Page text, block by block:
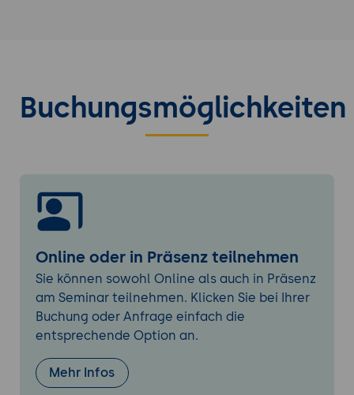
Anleitung für die Erstinstallation mit
besonderem Augenmerk auf häufige
Konfigurationsfehler und deren Behebung.
Seitenstrukturen und grundlegenden
Workflows für den Produktiveinsatz.
Inhaltserstellung und -strukturierung
Seitenverwaltung: Erstellung und
Organisation von Wiki-Inhalten mit
BlueSpice-spezifischen Funktionen wie
Kategorien und Namensräumen.
Möglichkeiten zur Formatierung und
Strukturierung von Inhalten, inklusive
Buchungsmöglichkeiten
Online oder in Präsenz teilnehmen
Sie können sowohl Online als auch in Präsenz
am Seminar teilnehmen. Klicken Sie bei Ihrer
Buchung oder Anfrage einfach die
entsprechende Option an.
Mehr Infos